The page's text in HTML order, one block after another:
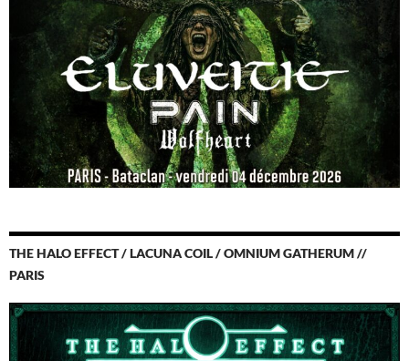
THE HALO EFFECT / LACUNA COIL / OMNIUM GATHERUM //
PARIS